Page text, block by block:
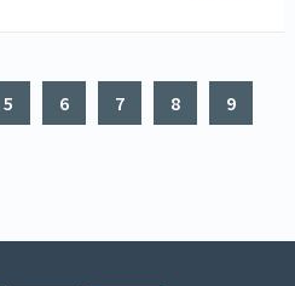
5 6 7 8 9